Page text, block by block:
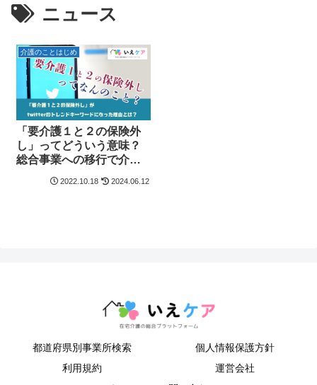
ニュース
介護のことはじめ
「要介護１と２の保険外
し」ってどういう意味？
総合事業への移行で介護
2022.10.18 2024.06.12
都道府県別事業所検索
個人情報保護方針
利用規約
運営会社